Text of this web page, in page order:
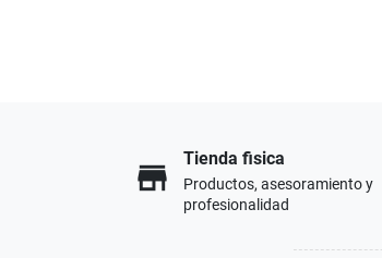
store
Tienda fisica
Productos, asesoramiento y
profesionalidad